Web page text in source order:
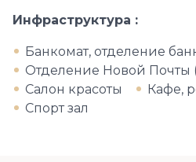
Инфраструктура
Банкомат, отделение
Отделение Новой Почты
Салон красоты
Кафе,
Спорт зал